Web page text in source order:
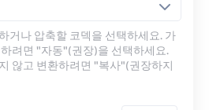
거나 압축할 코덱을 선택하세요. 가
려면 "자동"(권장)을 선택하세요.
않고 변환하려면 "복사"(권장하지